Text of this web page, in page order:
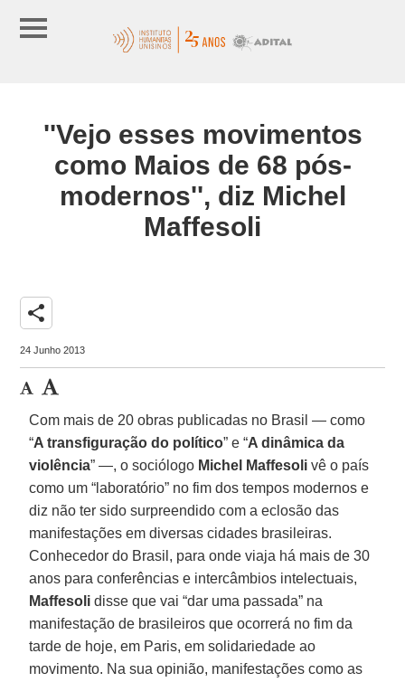
''Vejo esses movimentos
como Maios de 68 pós-
modernos'', diz Michel
Maffesoli
share
24 Junho 2013
Com mais de 20 obras publicadas no Brasil — como
“A transfiguração do político” e “A dinâmica da
violência” —, o sociólogo Michel Maffesoli vê o país
como um “laboratório” no fim dos tempos modernos e
diz não ter sido surpreendido com a eclosão das
manifestações em diversas cidades brasileiras.
Conhecedor do Brasil, para onde viaja há mais de 30
anos para conferências e intercâmbios intelectuais,
Maffesoli disse que vai “dar uma passada” na
manifestação de brasileiros que ocorrerá no fim da
tarde de hoje, em Paris, em solidariedade ao
movimento. Na sua opinião, manifestações como as